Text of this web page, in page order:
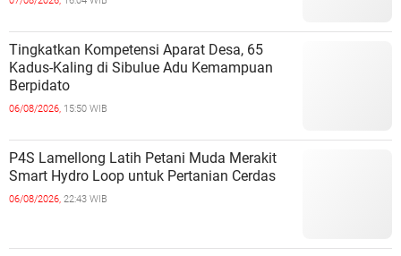
Tingkatkan Kompetensi Aparat Desa, 65
Kadus-Kaling di Sibulue Adu Kemampuan
Berpidato
06/08/2026, 15:50 WIB
P4S Lamellong Latih Petani Muda Merakit
Smart Hydro Loop untuk Pertanian Cerdas
06/08/2026, 22:43 WIB